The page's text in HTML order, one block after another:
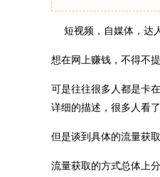
短视频，自媒体，达
想在网上赚钱，不得不
可是往往很多人都是卡
详细的描述，很多人看
但是谈到具体的流量获
流量获取的方式总体上分